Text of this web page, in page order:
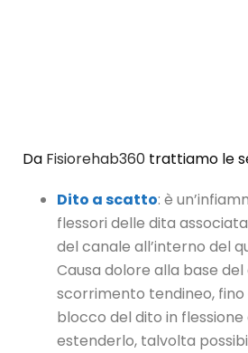
Da Fisiorehab360 trattiamo le
Dito a scatto: è
flessori delle dita
del canale all’interno del
Causa dolore alla base
scorrimento tendineo,
blocco del dito in
estenderlo, talvolta